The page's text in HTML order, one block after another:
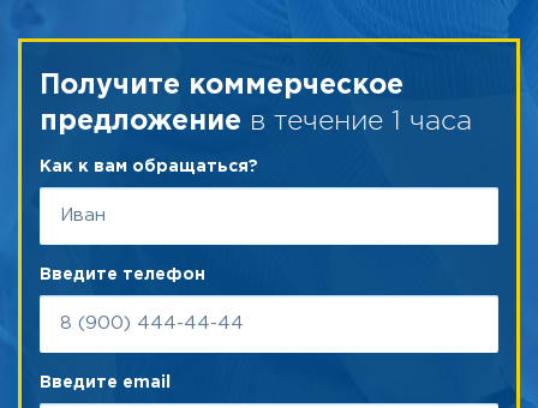
Получите коммерческое
предложение в течение 1 часа
Как к вам обращаться?
Введите телефон
Введите email